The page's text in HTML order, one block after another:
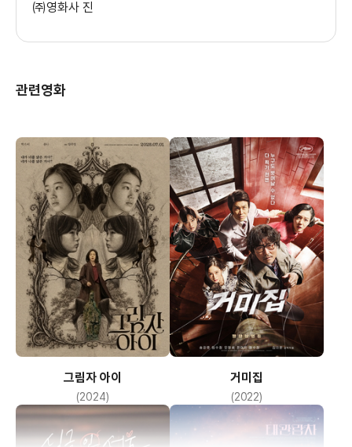
㈜영화사 진
관련영화
그림자 아이
(2024)
거미집
(2022)